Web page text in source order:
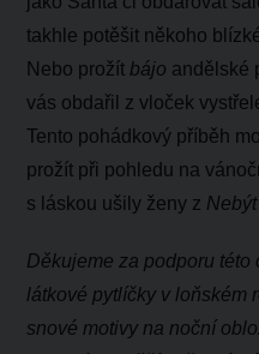
takhle potěšit někoho
Nebo prožítbájo andělské
vás obdařil z vloček
Tento pohádkový příběh
prožít při pohledu na
s láskou ušily ženy z
Děkujeme za podporu
látkové pytlíčky v loňském
snové motivy na noční